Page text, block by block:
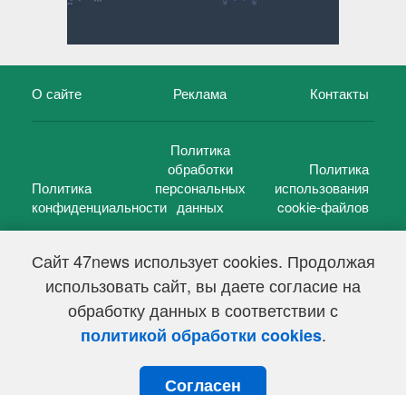
Сайт 47news использует cookies. Продолжая
использовать сайт, вы даете согласие на
обработку данных в соответствии с
политикой обработки cookies.
Согласен
О сайте Реклама Контакты
Политика
конфиденциальности
Политика
обработки
персональных
данных
Политика
использования
cookie-файлов
47 новостей (47 news)2005 — 2026 г.
Свидетельство о регистрации СМИ Эл № ФС 77-39848, выдано
Федеральной службой по надзору в сфере связи,
информационных технологий и массовых коммуникаций